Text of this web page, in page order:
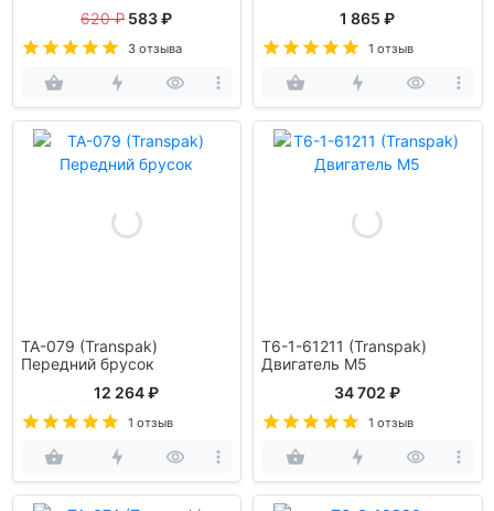
620 ₽ 583 ₽
3 отзыва
1 865 ₽
1 отзыв
TA-079 (Transpak)
Передний брусок
12 264 ₽
1 отзыв
T6-1-61211 (Transpak)
Двигатель М5
34 702 ₽
1 отзыв